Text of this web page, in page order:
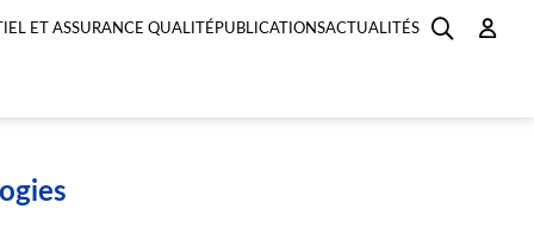
ET ASSURANCE QUALITÉ PUBLICATIONSACTUALITÉS